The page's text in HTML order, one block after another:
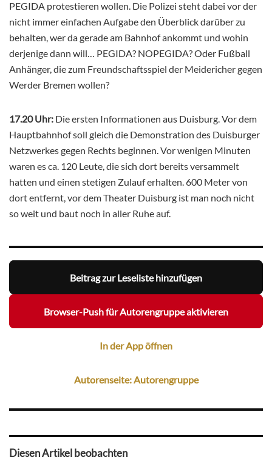
PEGIDA protestieren wollen. Die Polizei steht dabei vor der
nicht immer einfachen Aufgabe den Überblick darüber zu
behalten, wer da gerade am Bahnhof ankommt und wohin
derjenige dann will… PEGIDA? NOPEGIDA? Oder Fußball
Anhänger, die zum Freundschaftsspiel der Meidericher gegen
Werder Bremen wollen?
17.20 Uhr: Die ersten Informationen aus Duisburg. Vor dem
Hauptbahnhof soll gleich die Demonstration des Duisburger
Netzwerkes gegen Rechts beginnen. Vor wenigen Minuten
waren es ca. 120 Leute, die sich dort bereits versammelt
hatten und einen stetigen Zulauf erhalten. 600 Meter von
dort entfernt, vor dem Theater Duisburg ist man noch nicht
so weit und baut noch in aller Ruhe auf.
Beitrag zur Leseliste hinzufügen
Browser-Push für Autorengruppe aktivieren
In der App öffnen
Autorenseite: Autorengruppe
Diesen Artikel beobachten